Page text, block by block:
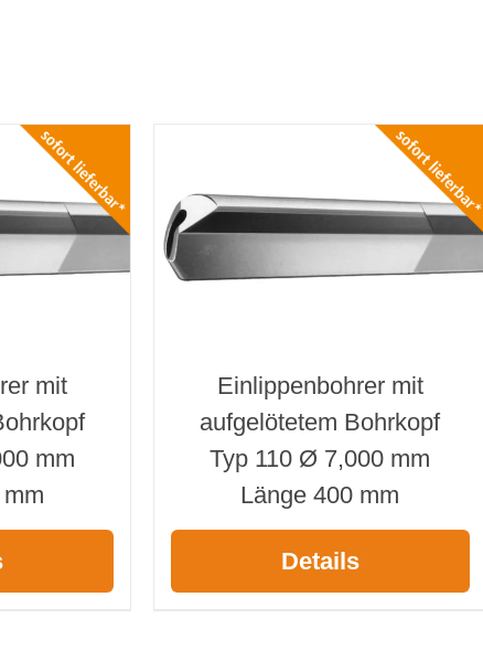
mit
mm
Einlippenbohrer mit
aufgelötetem Bohrkopf
Typ 110 Ø 7,000 mm
Länge 400 mm
Details